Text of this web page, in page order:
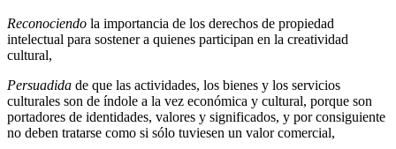
Reconociendo la importancia de los derechos de propiedad
intelectual para sostener a quienes participan en la creatividad
cultural,
Persuadida de que las actividades, los bienes y los servicios
culturales son de índole a la vez económica y cultural, porque son
portadores de identidades, valores y significados, y por consiguiente
no deben tratarse como si sólo tuviesen un valor comercial,